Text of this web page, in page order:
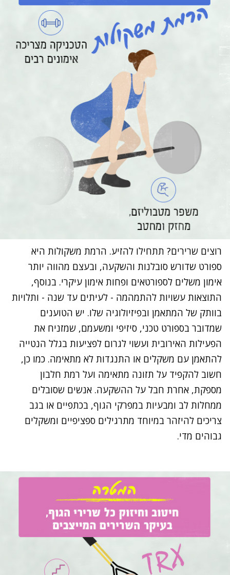
רוצים שרירים? תתחילו להזיע. הרמת משקולות היא
ספורט שדורש סובלנות והשקעה, ובעצם מהווה יותר
אימון משלים לספורטאים ופחות אימון עיקרי. בנוסף,
התוצאות עשויות להתמהמה - לעיתים עד שנה - ותלויות
בוותק של המתאמן ובפיזיולוגיה שלו. יש הטוענים
שמדובר בספורט טכני, סיזיפי ומשעמם, שמזניח את
הפעילות האירובית ועשוי לגרום לפציעות בגלל הנטייה
להתאמן עם משקלים או התנגדות לא מתאימה. כמו כן,
חשוב להקפיד על תזונה מתאימה ועל רמת חלבון
מספקת, אחרת חבל על ההשקעה. אנשים שסובלים
ממחלות לב ומבעיות במפרקי הגוף, בכתפיים או בגב
צריכים להיזהר במיוחד מתרגילים ספציפיים ומשקלים
גבוהים מדי.